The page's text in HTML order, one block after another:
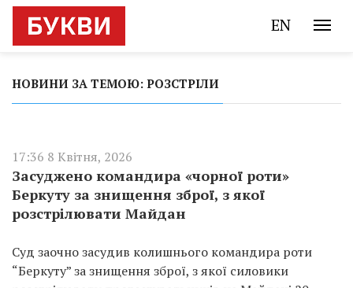
EN
НОВИНИ ЗА ТЕМОЮ: РОЗСТРІЛИ
17:36 8 Квітня, 2026
Засуджено командира «чорної роти»
Беркуту за знищення зброї, з якої
розстрілювати Майдан
Суд заочно засудив колишнього командира роти
“Беркуту” за знищення зброї, з якої силовики